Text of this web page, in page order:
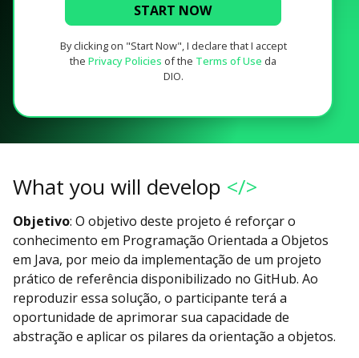
START NOW
By clicking on "Start Now", I declare that I accept
the Privacy Policies of the Terms of Use da
DIO.
What you will develop </>
Objetivo: O objetivo deste projeto é reforçar o
conhecimento em Programação Orientada a Objetos
em Java, por meio da implementação de um projeto
prático de referência disponibilizado no GitHub. Ao
reproduzir essa solução, o participante terá a
oportunidade de aprimorar sua capacidade de
abstração e aplicar os pilares da orientação a objetos.